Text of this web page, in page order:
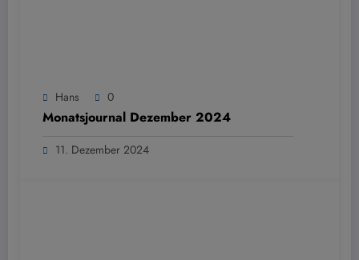
Hans 0
Monatsjournal Dezember 2024
11. Dezember 2024